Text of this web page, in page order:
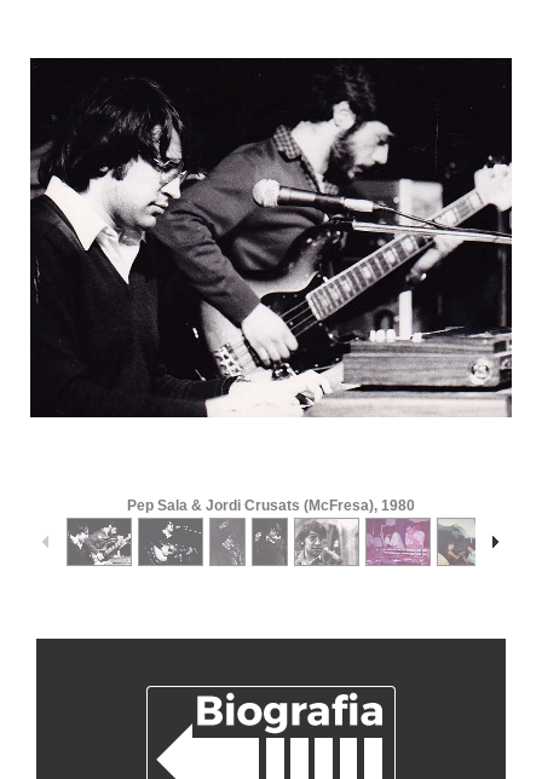
Pep Sala & Jordi Crusats (McFresa), 1980